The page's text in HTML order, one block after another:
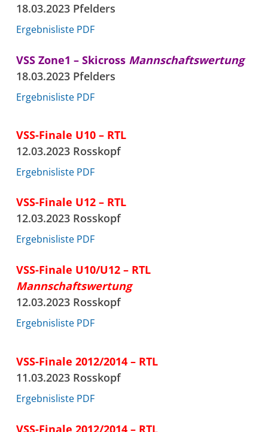
18.03.2023 Pfelders
Ergebnisliste PDF
VSS Zone1 – Skicross Mannschaftswertung
18.03.2023 Pfelders
Ergebnisliste PDF
VSS-Finale U10 – RTL
12.03.2023 Rosskopf
Ergebnisliste PDF
VSS-Finale U12 – RTL
12.03.2023 Rosskopf
Ergebnisliste PDF
VSS-Finale U10/U12 – RTL
Mannschaftswertung
12.03.2023 Rosskopf
Ergebnisliste PDF
VSS-Finale 2012/2014 – RTL
11.03.2023 Rosskopf
Ergebnisliste PDF
VSS-Finale 2012/2014 – RTL